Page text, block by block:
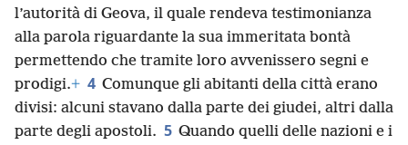
l’autorità di Geova, il quale rendeva testimonianza
alla parola riguardante la sua immeritata bontà
permettendo che tramite loro avvenissero segni e
prodigi.+ 4 Comunque gli abitanti della città erano
divisi: alcuni stavano dalla parte dei giudei, altri dalla
parte degli apostoli. 5 Quando quelli delle nazioni e i